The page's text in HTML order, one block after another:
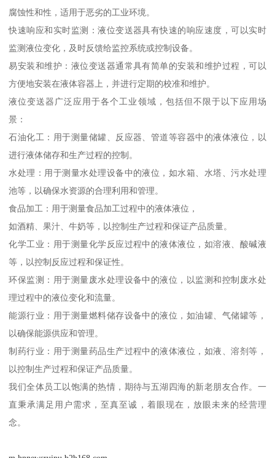
腐蚀性和性，适用于恶劣的工业环境。
快速响应和实时监测：液位变送器具有快速的响应速度，可以实时
监测液位变化，及时反馈给监控系统或控制设备。
易安装和维护：液位变送器通常具有简单的安装和维护过程，可以
方便地安装在液体容器上，并进行定期的校准和维护。
液位变送器广泛应用于各个工业领域，包括但不限于以下应用场
景：
石油化工：用于测量储罐、反应器、管道等容器中的液体液位，以
进行液体储存和生产过程的控制。
水处理：用于测量水处理设备中的液位，如水箱、水塔、污水处理
池等，以确保水资源的合理利用和管理。
食品加工：用于测量食品加工过程中的液体液位，
如酒精、果汁、牛奶等，以控制生产过程和保证产品质量。
化学工业：用于测量化学反应过程中的液体液位，如溶液、酸碱液
等，以控制反应过程和保证性。
环保监测：用于测量废水处理设备中的液位，以监测和控制废水处
理过程中的液位变化和流量。
能源行业：用于测量燃料储存设备中的液位，如油罐、气储罐等，
以确保能源供应和管理。
制药行业：用于测量药品生产过程中的液体液位，如液、溶剂等，
以控制生产过程和保证产品质量。
我们全体员工以饱满的热情，期待与五湖四海的新老朋友合作。一
直秉承满足用户需求，至真至诚，着眼现在，放眼未来的经营理
念。